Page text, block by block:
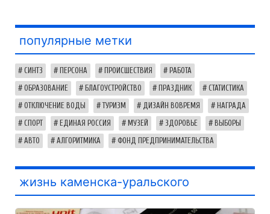
популярные метки
СИНТЗ ПЕРСОНА ПРОИСШЕСТВИЯ РАБОТА
ОБРАЗОВАНИЕ БЛАГОУСТРОЙСТВО ПРАЗДНИК СТАТИСТИКА
ОТКЛЮЧЕНИЕ ВОДЫ ТУРИЗМ ДИЗАЙН ВОВРЕМЯ НАГРАДА
СПОРТ ЕДИНАЯ РОССИЯ МУЗЕЙ ЗДОРОВЬЕ ВЫБОРЫ
АВТО АЛГОРИТМИКА ФОНД ПРЕДПРИНИМАТЕЛЬСТВА
жизнь каменска-уральского